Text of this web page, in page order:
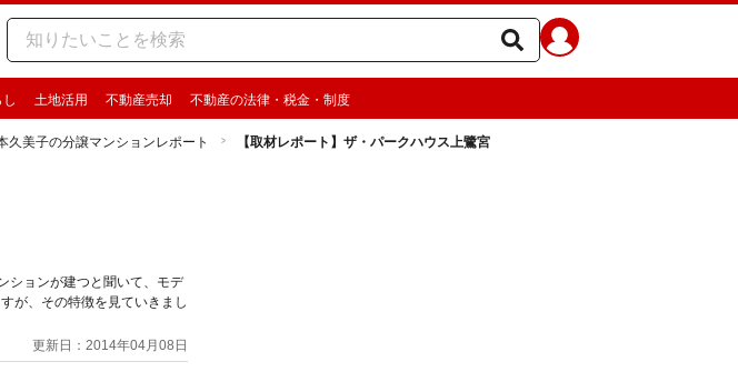
土地活用 不動産売却 不動産の法律・税金・制度
久美子の分譲マンションレポート 【取材レポート】ザ・パークハウス上鷺宮
ションが建つと聞いて、モデ
が、その特徴を見ていきまし
更新日：2014年04月08日